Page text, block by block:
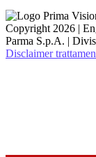
Copyright 2026 |
Parma S.p.A. |
Disclaimer